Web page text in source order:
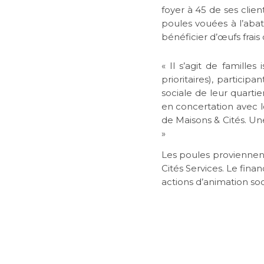
foyer à 45 de ses
poules vouées à
bénéficier d’œufs
« Il s’agit de familles
prioritaires),
sociale de leur
en concertation avec
de Maisons & Cités.
»
Les poules
Cités Services. Le
actions d’animation